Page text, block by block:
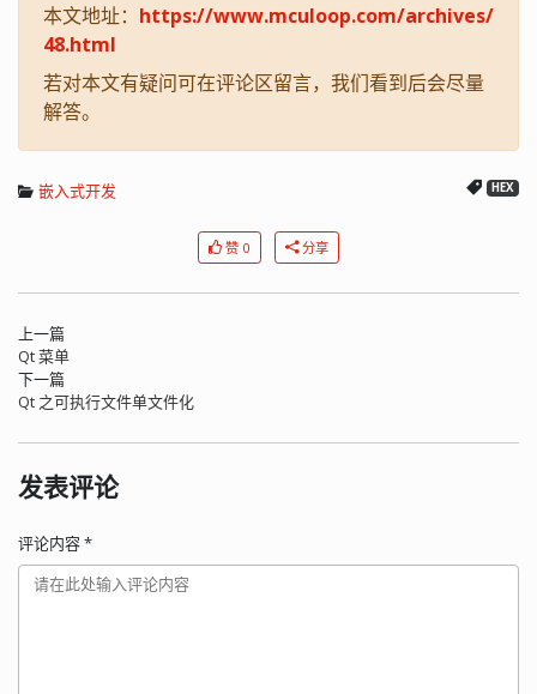
本文地址： https://www.mculoop.com/archives/
48.html
若对本文有疑问可在评论区留言，我们看到后会尽量
解答。
嵌入式开发 HEX
赞 0 分享
上一篇
Qt 菜单
下一篇
Qt 之可执行文件单文件化
发表评论
评论内容*